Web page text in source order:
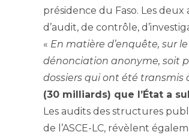
présidence du Faso. Les
d’audit, de contrôle,
« En matière d’enquête, sur
dénonciation anonyme, soit
dossiers qui ont été
(30 milliards) que l’État a
Les audits des structures
de l’ASCE-LC, révèlent